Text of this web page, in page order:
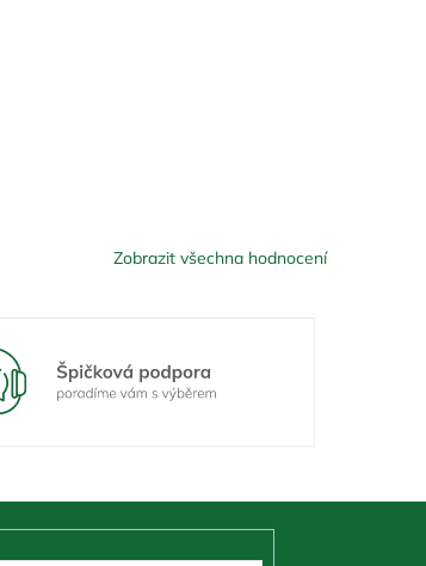
Zobrazit všechna hodnocení